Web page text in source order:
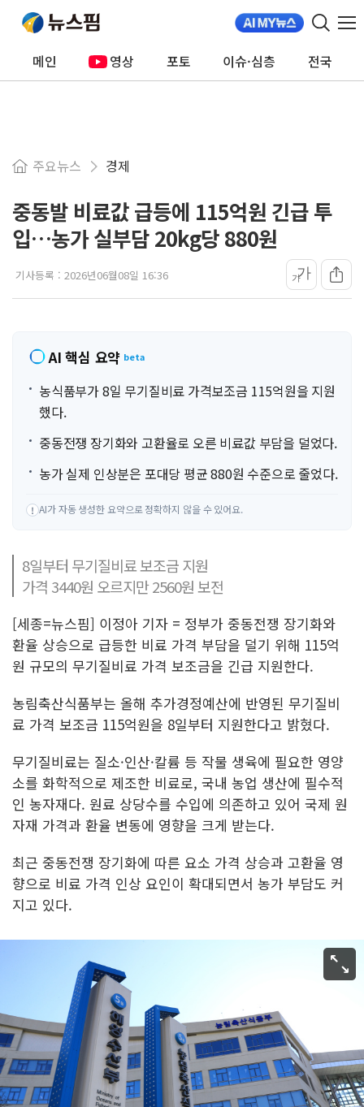
메인 영상 포토 이슈·심층 전국
주요뉴스 경제
중동발 비료값 급등에 115억원 긴급 투
입…농가 실부담 20kg당 880원
기사등록 : 2026년06월08일 16:36 가가
AI 핵심 요약 beta
농식품부가 8일 무기질비료 가격보조금 115억원을 지원
했다.
중동전쟁 장기화와 고환율로 오른 비료값 부담을 덜었다.
농가 실제 인상분은 포대당 평균 880원 수준으로 줄었다.
! AI가 자동 생성한 요약으로 정확하지 않을 수 있어요.
8일부터 무기질비료 보조금 지원
가격 3440원 오르지만 2560원 보전
[세종=뉴스핌] 이정아 기자 = 정부가 중동전쟁 장기화와
환율 상승으로 급등한 비료 가격 부담을 덜기 위해 115억
원 규모의 무기질비료 가격 보조금을 긴급 지원한다.
농림축산식품부는 올해 추가경정예산에 반영된 무기질비
료 가격 보조금 115억원을 8일부터 지원한다고 밝혔다.
무기질비료는 질소·인산·칼륨 등 작물 생육에 필요한 영양
소를 화학적으로 제조한 비료로, 국내 농업 생산에 필수적
인 농자재다. 원료 상당수를 수입에 의존하고 있어 국제 원
자재 가격과 환율 변동에 영향을 크게 받는다.
최근 중동전쟁 장기화에 따른 요소 가격 상승과 고환율 영
향으로 비료 가격 인상 요인이 확대되면서 농가 부담도 커
지고 있다.